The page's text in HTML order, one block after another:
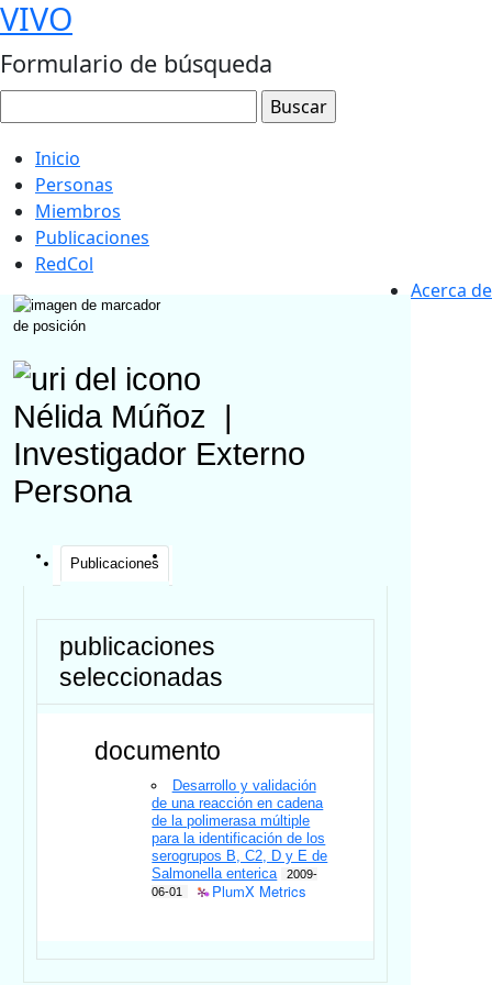
VIVO
Formulario de búsqueda
Inicio
Personas
Miembros
Publicaciones
RedCol
Acerca de
Nélida Múñoz
Investigador Externo
Persona
Publicaciones
publicaciones
seleccionadas
documento
Desarrollo y validación
de una reacción en cadena
de la polimerasa múltiple
para la identificación de los
serogrupos B, C2, D y E de
Salmonella enterica
2009-
06-01
PlumX Metrics